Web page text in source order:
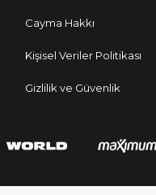
Cayma Hakkı
Kişisel Veriler Politikası
Gizlilik ve Güvenlik